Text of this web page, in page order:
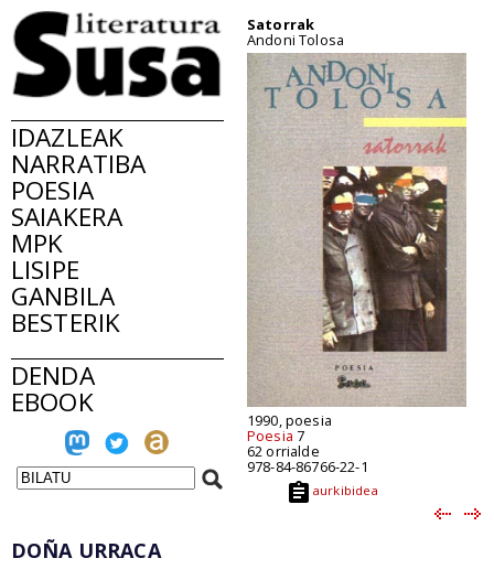
IDAZLEAK
NARRATIBA
POESIA
SAIAKERA
MPK
LISIPE
GANBILA
BESTERIK
DENDA
EBOOK
Satorrak
Andoni Tolosa
1990, poesia
Poesia 7
62 orrialde
978-84-86766-22-1
aurkibidea
DOÑA URRACA